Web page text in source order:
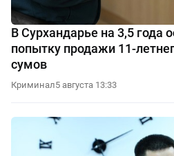
В Сурхандарье на 3,5
попытку продажи 11-
сумов
Криминал5 августа 13:33